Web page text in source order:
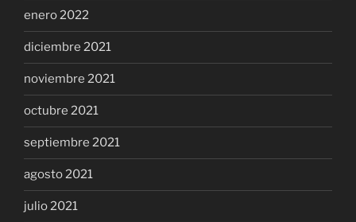
enero 2022
diciembre 2021
noviembre 2021
octubre 2021
septiembre 2021
agosto 2021
julio 2021